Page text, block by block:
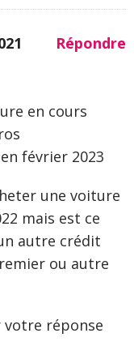
Répondre
en cours
février 2023
une voiture
mais est ce
autre crédit
ou autre
votre réponse